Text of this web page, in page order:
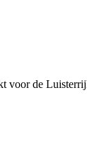
voor de